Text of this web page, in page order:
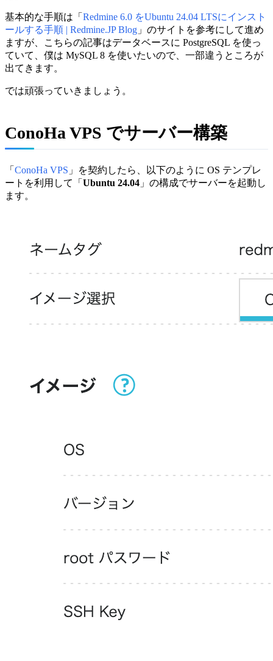
基本的な手順は「 Redmine 6.0 をUbuntu 24.04 LTSにインスト
ールする手順 | Redmine.JP Blog 」のサイトを参考にして進め
ますが、こちらの記事はデータベースに PostgreSQL を使っ
ていて、僕は MySQL 8 を使いたいので、一部違うところが
出てきます。
では頑張っていきましょう。
ConoHa VPS でサーバー構築
「 ConoHa VPS 」を契約したら、以下のように OS テンプレ
ートを利用して「 Ubuntu 24.04 」の構成でサーバーを起動し
ます。